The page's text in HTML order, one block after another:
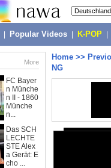
Popular Videos K-POP
More
FC Bayer
n Münche
n II - 1860
Münche
n...
Das SCH
LECHTE
STE Alex
a Gerät: E
cho ...
Home >>
NG